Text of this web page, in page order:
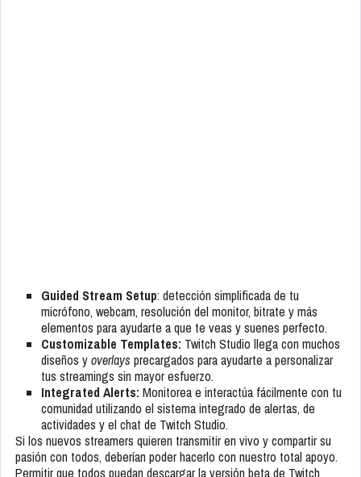
Guided Stream Setup: detección simplificada de tu
micrófono, webcam, resolución del monitor, bitrate y más
elementos para ayudarte a que te veas y suenes perfecto.
Customizable Templates: Twitch Studio llega con muchos
diseños yoverlays precargados para ayudarte a personalizar
tus streamings sin mayor esfuerzo.
Integrated Alerts: Monitorea e interactúa fácilmente con tu
comunidad utilizando el sistema integrado de alertas, de
actividades y el chat de Twitch Studio.
Si los nuevos streamers quieren transmitir en vivo y compartir su
pasión con todos, deberían poder hacerlo con nuestro total apoyo.
Permitir que todos puedan descargar la versión beta de Twitch